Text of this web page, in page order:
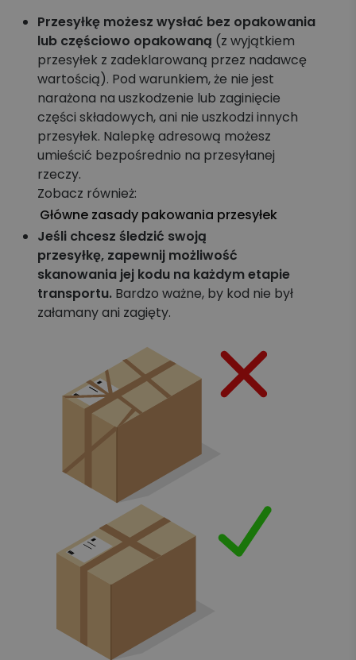
Przesyłki krajowe
Przesyłki międzynarodowe
Palety krajowe i międzynarodowe
Apaczka PRO
Przesyłkę możesz wysłać bez opakowania
lub częściowo opakowaną (z wyjątkiem
przesyłek z zadeklarowaną przez nadawcę
wartością). Pod warunkiem, że nie jest
narażona na uszkodzenie lub zaginięcie
części składowych, ani nie uszkodzi innych
przesyłek. Nalepkę adresową możesz
umieścić bezpośrednio na przesyłanej
rzeczy.
Zobacz również:
Główne zasady pakowania przesyłek
Jeśli chcesz śledzić swoją
przesyłkę, zapewnij możliwość
skanowania jej kodu na każdym etapie
transportu. Bardzo ważne, by kod nie był
załamany ani zagięty.